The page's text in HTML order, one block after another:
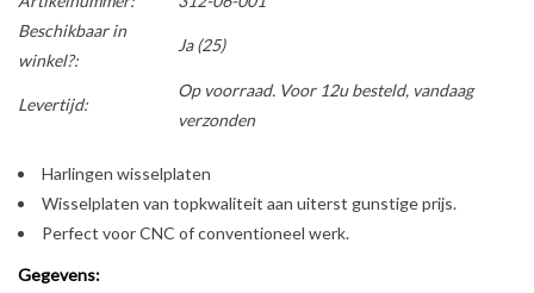
Beschikbaar in
winkel?:
Ja(25)
Levertijd:
Op voorraad. Voor 12u besteld, vandaag
verzonden
Harlingen wisselplaten
Wisselplaten van topkwaliteit aan uiterst gunstige prijs.
Perfect voor CNC of conventioneel werk.
Gegevens: